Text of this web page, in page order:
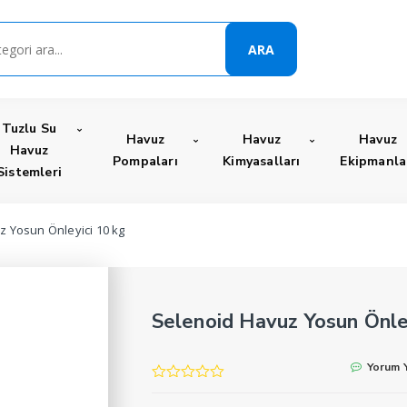
ARA
Tuzlu Su
Havuz
Havuz
Pompaları
Havuz
Kimyasalları
Havuz
Yosun Önleyici 10 kg
Selenoid Havuz Yosun
Yorum